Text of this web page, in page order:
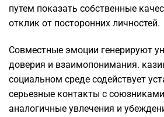
путем показать собственные
отклик от посторонних личностей.
Совместные эмоции генерируют
доверия и взаимопонимания.
социальном среде содействует
серьезные контакты с
аналогичные увлечения и